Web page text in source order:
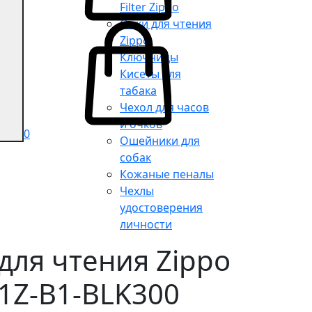
Filter Zippo
Очки для чтения
Zippo
Ключницы
Кисеты для
табака
Чехол для часов
и очков
Ошейники для
собак
Кожаные пеналы
Чехлы
удостоверения
личности
0
чтения Zippo
B1-BLK300